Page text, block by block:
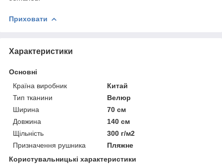
Приховати
Характеристики
Основні
Країна виробник
Китай
Тип тканини
Велюр
Ширина
70 см
Довжина
140 см
Щільність
300 г/м2
Призначення рушника
Пляжне
Користувальницькі характеристики